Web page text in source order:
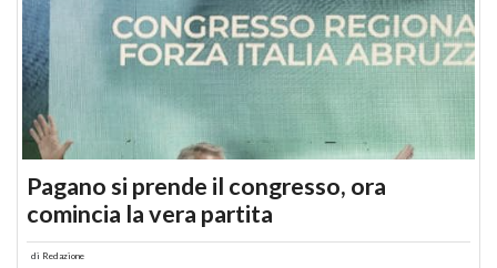
Pagano si prende il congresso, ora
comincia la vera partita
di Redazione